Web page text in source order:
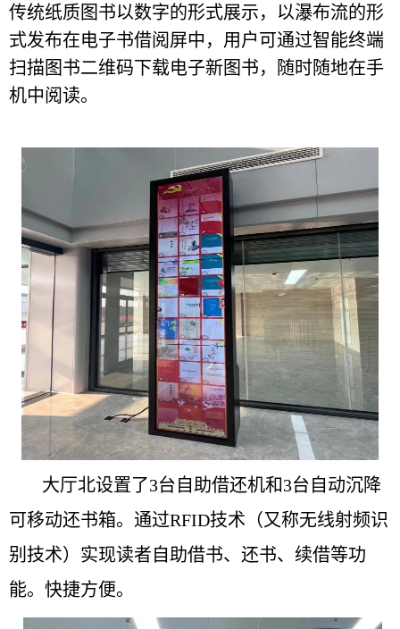
传统纸质图书以数字的形式展示，以瀑布流的形
式发布在电子书借阅屏中，用户可通过智能终端
扫描图书二维码下载电子新图书，随时随地在手
机中阅读。
大厅北设置了3台自助借还机和3台自动沉降
可移动还书箱。通过RFID技术（又称无线射频识
别技术）实现读者自助借书、还书、续借等功
能。快捷方便。